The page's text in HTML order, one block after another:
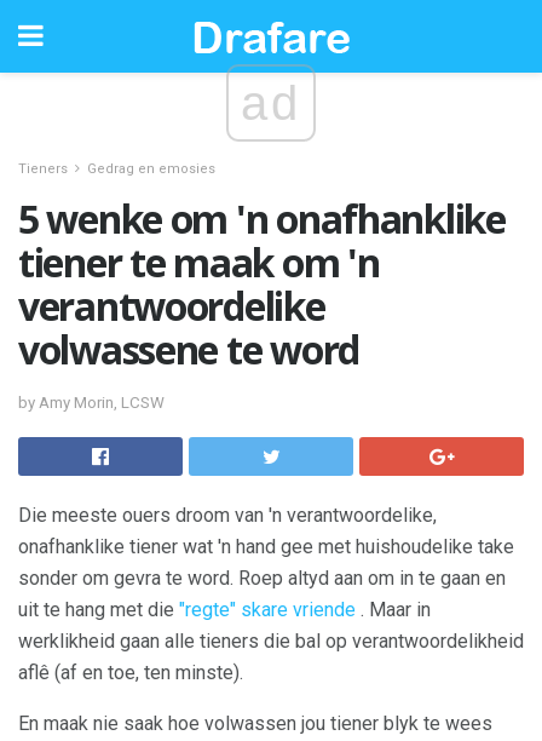
ad
Tieners Gedrag en emosies
5 wenke om 'n onafhanklike
tiener te maak om 'n
verantwoordelike
volwassene te word
by Amy Morin, LCSW
Die meeste ouers droom van 'n verantwoordelike,
onafhanklike tiener wat 'n hand gee met huishoudelike take
sonder om gevra te word. Roep altyd aan om in te gaan en
uit te hang met die "regte" skare vriende . Maar in
werklikheid gaan alle tieners die bal op verantwoordelikheid
aflê (af en toe, ten minste).
En maak nie saak hoe volwassen jou tiener blyk te wees